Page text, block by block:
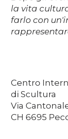
la vita
farlo con
Centro
di Scultura
Via
CH 6695